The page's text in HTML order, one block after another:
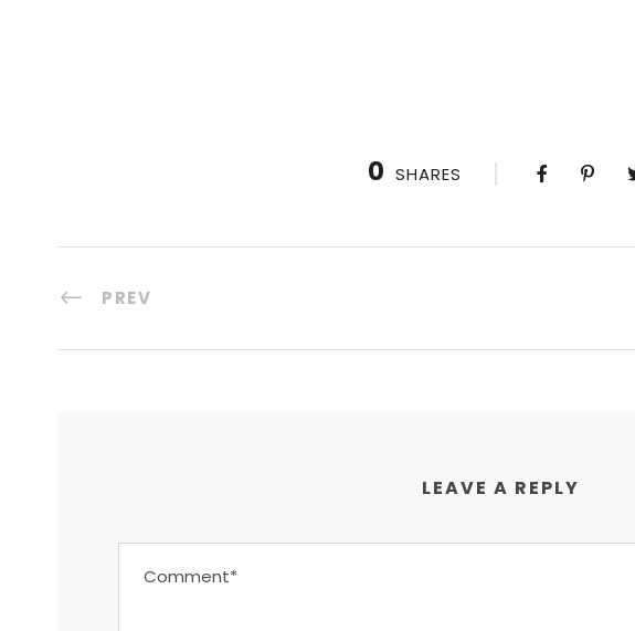
0 SHARES
PREV
LEAVE A REPLY